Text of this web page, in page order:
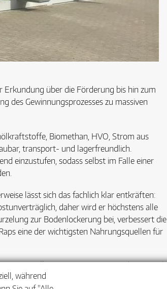
über die Förderung bis hin zum
des Gewinnungsprozesses zu massiven
Biomethan, HVO, Strom aus
transport- und lagerfreundlich.
einzustufen, sodass selbst im Falle einer
lässt sich das fachlich klar entkräften:
daher wird er höchstens alle
zur Bodenlockerung bei, verbessert die
eine der wichtigsten Nahrungsquellen für
und Ökologie miteinander verbinden: Ob
für mehr Vielfalt auf dem Acker.
während